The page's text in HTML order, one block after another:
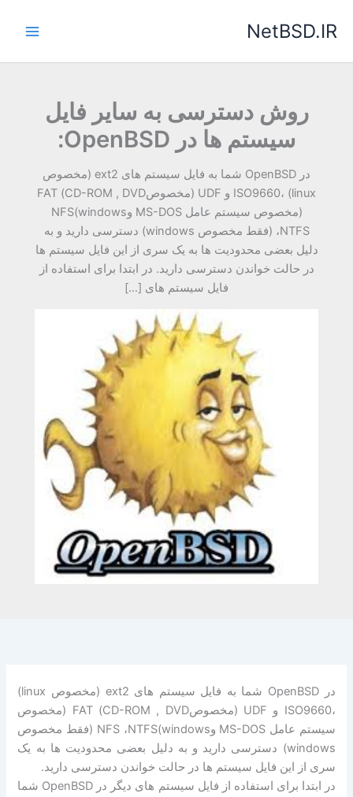
NetBSD.IR
روش دسترسی به سایر فایل
سیستم ها در OpenBSD:
در OpenBSD شما به فایل سیستم های ext2 (مخصوص
linux) ،ISO9660 و UDF (مخصوصCD-ROM , DVD) FAT
(مخصوص سیستم عامل MS-DOS وwindows)NFS
،NTFS (فقط مخصوص windows) دسترسی دارید و به
دلیل بعضی محدودیت ها به یک سری از این فایل سیستم ها
در حالت خواندن دسترسی دارید. در ابتدا برای استفاده از
فایل سیستم های […]
در OpenBSD شما به فایل سیستم های ext2 (مخصوص linux)
،ISO9660 و UDF (مخصوصCD-ROM , DVD) FAT (مخصوص
سیستم عامل MS-DOS وwindows)NFS ،NTFS (فقط مخصوص
windows) دسترسی دارید و به دلیل بعضی محدودیت ها به یک
سری از این فایل سیستم ها در حالت خواندن دسترسی دارید.
در ابتدا برای استفاده از فایل سیستم های دیگر در OpenBSD شما